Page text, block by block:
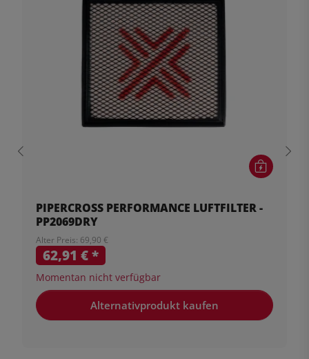
PIPERCROSS PERFORMANCE LUFTFILTER -
PP2069DRY
Alter Preis: 69,90 €
62,91 €*
Momentan nicht verfügbar
Alternativprodukt kaufen